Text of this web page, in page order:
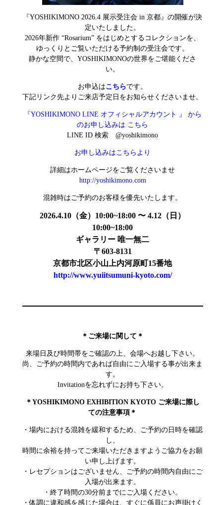
『YOSHIKIMONO 2026.4 展示受注会 in 京都』の開催が決
定いたしました。
2026年新作 “Rosarium” をはじめとするコレクションを、
ゆっくりとご覧いただける予約制の受注会です。
静かな空間で、YOSHIKIMONOの世界をご堪能くださ
い。
お申込はこちらです。
下記リンク先よりご来店予定日をお知らせくださいませ。
『YOSHIKIMONO LINE オフィシャルアカウント 』 から
のお申し込みは こちら
LINE ID 検索 @yoshikimono
お申し込みはこちらより
詳細はホームページをご覧くださいませ
http://yoshikimono.com
混雑時はご予約のお客様を優先いたします。
2026.4.10（金）10:00~18:00 〜 4.12（日）
10:00~18:00
ギャラリー 唯一無二
〒603-8131
京都市北区小山上内河原町15番地
http://www.yuiitsumuni-kyoto.com/
＊ご来場に関して＊
来場日及び時間帯をご確認の上、会場へお越し下さい。
尚、ご予約の時間内であれば自由にご入場する事が出来ま
す。
Invitationを忘れずにお持ち下さい。
＊YOSHIKIMONO EXHIBITION KYOTO ご来場に際し
ての注意事項＊
・場内における混雑を緩和するため、ご予約の日時を確認
し、
時間に余裕を持ってご来場いただきますようご協力をお願
い申し上げます。
・レセプションはございません、ご予約の時間内自由にご
入場が出来ます。
・終了時間の30分前までにご入場ください。
・体調に違和感を感じた場合は、すぐに係員にお声掛けく